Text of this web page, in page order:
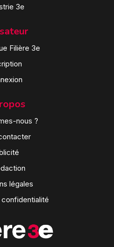
3e
Filière 3e
nous ?
légales